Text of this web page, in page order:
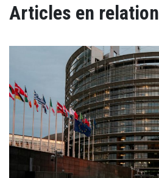
Articles en relation